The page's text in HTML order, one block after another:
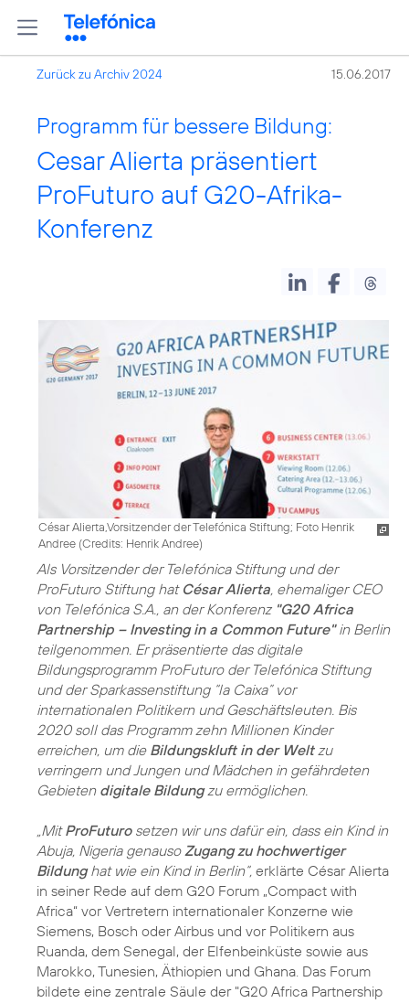
Zurück zu Archiv 2024 15.06.2017
Programm für bessere Bildung:
Cesar Alierta präsentiert
ProFuturo auf G20-Afrika-
Konferenz
César Alierta,Vorsitzender der Telefónica Stiftung; Foto Henrik
Andree (Credits: Henrik Andree)
Als Vorsitzender der Telefónica Stiftung und der
ProFuturo Stiftung hat César Alierta , ehemaliger CEO
von Telefónica S.A., an der Konferenz "G20 Africa
Partnership – Investing in a Common Future"in Berlin
teilgenommen. Er präsentierte das digitale
Bildungsprogramm ProFuturo der Telefónica Stiftung
und der Sparkassenstiftung “la Caixa” vor
internationalen Politikern und Geschäftsleuten. Bis
2020 soll das Programm zehn Millionen Kinder
erreichen, um die Bildungskluft in der Weltzu
verringern und Jungen und Mädchen in gefährdeten
Gebieten digitale Bildungzu ermöglichen.
„MitProFuturosetzen wir uns dafür ein, dass ein Kind in
Abuja, Nigeria genauso Zugang zu hochwertiger
Bildunghat wie ein Kind in Berlin“, erklärte César Alierta
in seiner Rede auf dem G20 Forum „Compact with
Africa“ vor Vertretern internationaler Konzerne wie
Siemens, Bosch oder Airbus und vor Politikern aus
Ruanda, dem Senegal, der Elfenbeinküste sowie aus
Marokko, Tunesien, Äthiopien und Ghana. Das Forum
bildete eine zentrale Säule der "G20 Africa Partnership